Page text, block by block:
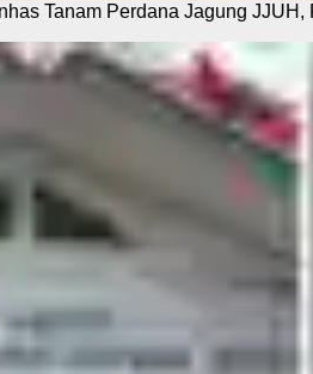
Tanam Perdana Jagung